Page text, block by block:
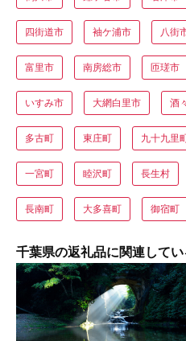
四街道市 袖ケ浦市 八街
富里市 南房総市 匝瑳市
いすみ市 大網白里市 酒
多古町 東庄町 九十九里
一宮町 睦沢町 長生村
長南町 大多喜町 御宿町
千葉県の返礼品に関連して